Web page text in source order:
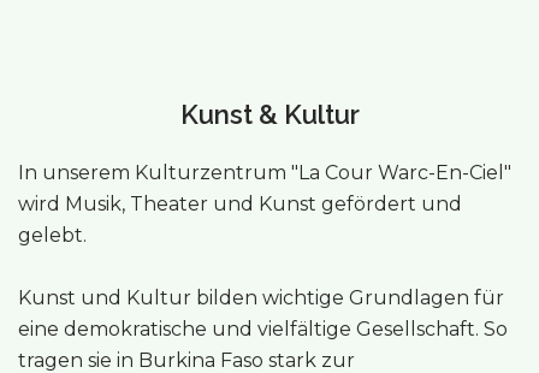
Kunst & Kultur
In unserem Kulturzentrum "La Cour Warc-En-Ciel"
wird Musik, Theater und Kunst gefördert und
gelebt.
Kunst und Kultur bilden wichtige Grundlagen für
eine demokratische und vielfältige Gesellschaft. So
tragen sie in Burkina Faso stark zur